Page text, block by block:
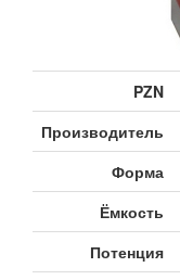
PZN
Производитель
Форма
Ёмкость
Потенция